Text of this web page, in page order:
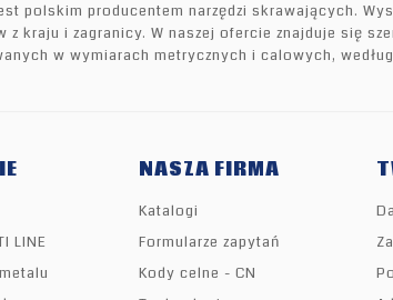
polskim producentem narzędzi skrawających.
z kraju i zagranicy. W naszej ofercie znajduje się
w wymiarach metrycznych i calowych,
LINE
NASZA FIRMA
Katalogi
Formularze zapytań
Kody celne - CN